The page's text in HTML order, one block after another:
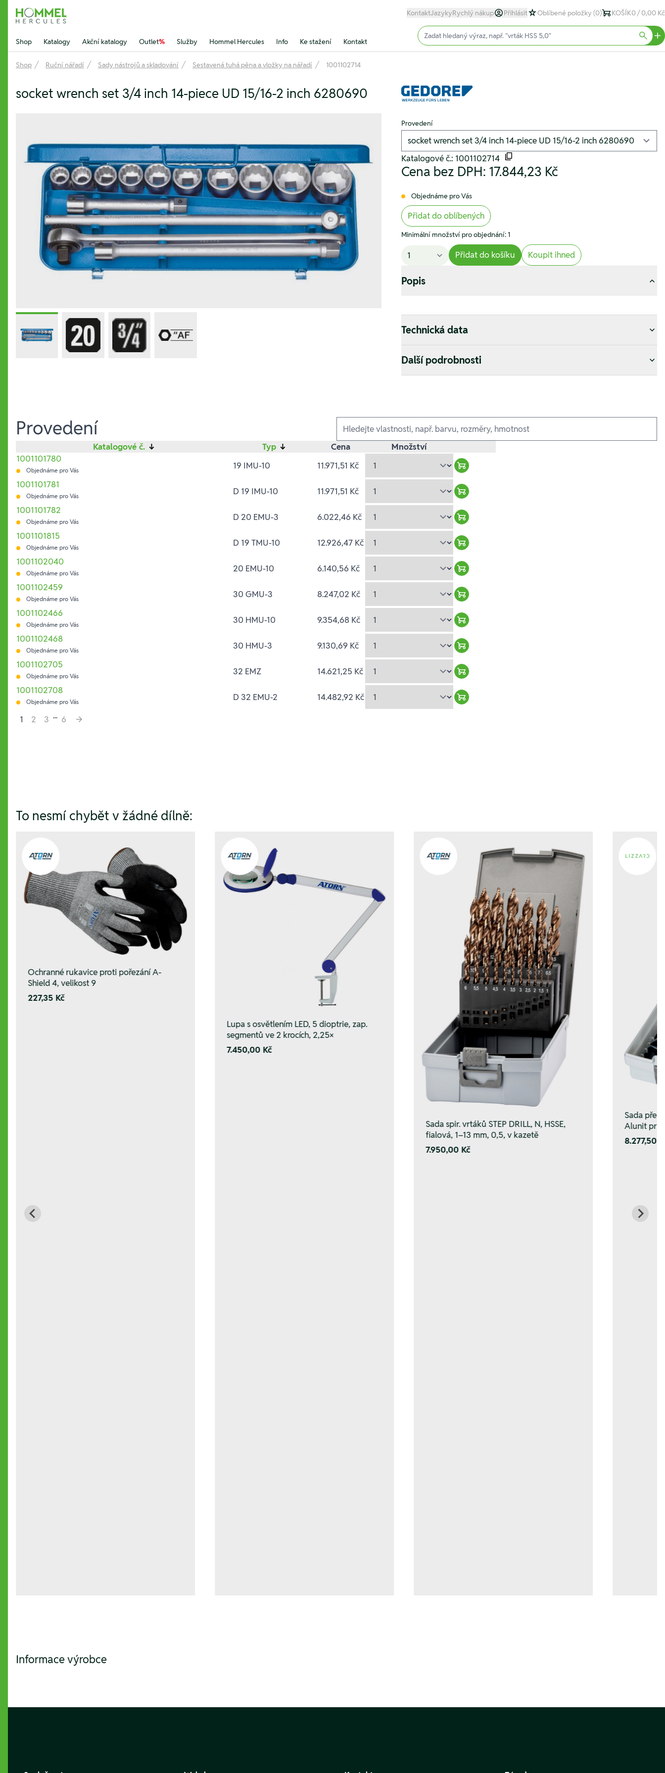
Hommel Hercules
KontaktJazykyRychlý nákup Přihlásit Oblíbené položky (0) KOŠÍK0 / 0,00 Kč
Shop Katalogy Akční katalogy Outlet% Služby Hommel Hercules Info Ke stažení Kontakt
Input (text)
Shop Ruční nářadí Sady nástrojů a skladování Sestavená tuhá pěna a vložky na nářadí 1001102714
socket wrench set 3/4 inch 14-piece UD 15/16-2 inch 6280690
Provedení
Katalogové č.: 1001102714
Cena bez DPH: 17.844,23 Kč
Objednáme pro Vás
Přidat do oblíbených
Minimální množství pro objednání: 1
Přidat do košíku Koupit ihned
Popis
Technická data
Další podrobnosti
Provedení Ausführungen
Katalogové č. ↓ Typ ↓ Cena
Množství
1001101780
Objednáme pro Vás 19 IMU-10 11.971,51 Kč
Warenkorb hinzufügen
1001101781
Objednáme pro Vás D 19 IMU-10 11.971,51 Kč
Warenkorb hinzufügen
1001101782
Objednáme pro Vás D 20 EMU-3 6.022,46 Kč
Warenkorb hinzufügen
1001101815
Objednáme pro Vás D 19 TMU-10 12.926,47 Kč
Warenkorb hinzufügen
1001102040
Objednáme pro Vás 20 EMU-10 6.140,56 Kč
Warenkorb hinzufügen
1001102459
Objednáme pro Vás 30 GMU-3 8.247,02 Kč
Warenkorb hinzufügen
1001102466
Objednáme pro Vás 30 HMU-10 9.354,68 Kč
Warenkorb hinzufügen
1001102468
Objednáme pro Vás 30 HMU-3 9.130,69 Kč
Warenkorb hinzufügen
1001102705
Objednáme pro Vás 32 EMZ 14.621,25 Kč
Warenkorb hinzufügen
1001102708
Objednáme pro Vás D 32 EMU-2 14.482,92 Kč
Warenkorb hinzufügen
1
2 3 ... 6
To nesmí chybět v žádné dílně:
Ochranné rukavice proti pořezání A-
Shield 4, velikost 9
227,35 Kč
Lupa s osvětlením LED, 5 dioptrie, zap.
segmentů ve 2 krocích, 2,25×
7.450,00 Kč
Sada spir. vrtáků STEP DRILL, N, HSSE,
fialová, 1–13 mm, 0,5, v kazetě
7.950,00 Kč
Sada
Alunit
8.277,50
Informace výrobce